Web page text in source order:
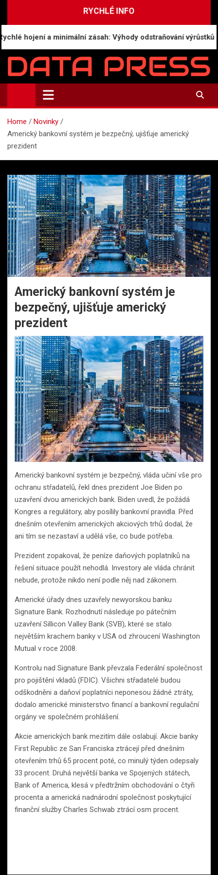
RYCHLÉ INFO
hojení a minimální zásah: Výhody odstraňování výrůstků
Data-Press.cz
Ekonomické informace a přehledy zpravodajství
Home
Novinky
Americký bankovní systém je bezpečný, ujišťuje americký
prezident
Americký bankovní systém je
bezpečný, ujišťuje americký
prezident
Americký bankovní systém je bezpečný, vláda učiní vše pro
ochranu střadatelů, řekl dnes prezident Joe Biden po
uzavření dvou amerických bank. Biden uvedl, že požádá
Kongres a regulátory, aby posílily bankovní pravidla. Před
dnešním otevřením amerických akciových trhů dodal, že
ani tím se nezastaví a udělá vše, co bude potřeba.
Prezident zopakoval, že peníze daňových poplatníků na
řešení situace použít nehodlá. Investory ale vláda chránit
nebude, protože nikdo není podle něj nad zákonem.
Americké úřady dnes uzavřely newyorskou banku
Signature Bank. Rozhodnutí následuje po pátečním
uzavření Sillicon Valley Bank (SVB), které se stalo
největším krachem banky v USA od zhroucení Washington
Mutual v roce 2008.
Kontrolu nad Signature Bank převzala Federální společnost
pro pojištění vkladů (FDIC). Všichni střadatelé budou
odškodněni a daňoví poplatníci neponesou žádné ztráty,
dodalo americké ministerstvo financí a bankovní regulační
orgány ve společném prohlášení.
Akcie amerických bank mezitím dále oslabují. Akcie banky
First Republic ze San Franciska ztrácejí před dnešním
otevřením trhů 65 procent poté, co minulý týden odepsaly
33 procent. Druhá největší banka ve Spojených státech,
Bank of America, klesá v předtržním obchodování o čtyři
procenta a americká nadnárodní společnost poskytující
finanční služby Charles Schwab ztrácí osm procent.